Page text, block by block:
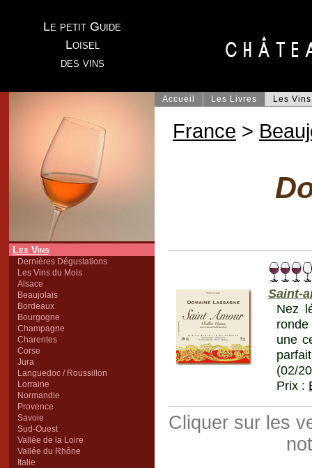
Le petit Guide
Loisel
des vins
Les Vins
Dernières Dégustations
Les Vins du Mois
Alsace
Beaujolais
Bordeaux
Bourgogne
Champagne
Charentes
Corse
Jura
Languedoc / Roussillon
Lorraine
Normandie
Provence
Savoie
Sud-Ouest
Vallée de la Loire
Vallée du Rhône
Italie
Accueil Les Livres Les Vins
France >
Saint-
Nez
une
(02/
Prix :
Cliquer sur les